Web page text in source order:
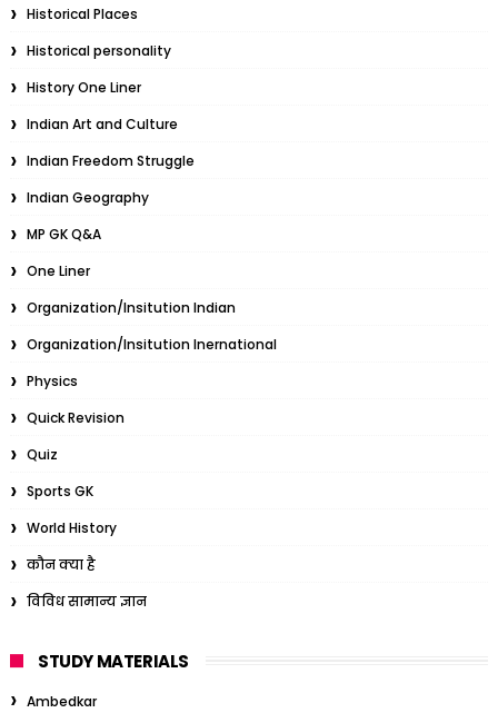
Historical Places
Historical personality
History One Liner
Indian Art and Culture
Indian Freedom Struggle
Indian Geography
MP GK Q&A
One Liner
Organization/Insitution Indian
Organization/Insitution Inernational
Physics
Quick Revision
Quiz
Sports GK
World History
कौन क्या है
विविध सामान्य ज्ञान
STUDY MATERIALS
Ambedkar